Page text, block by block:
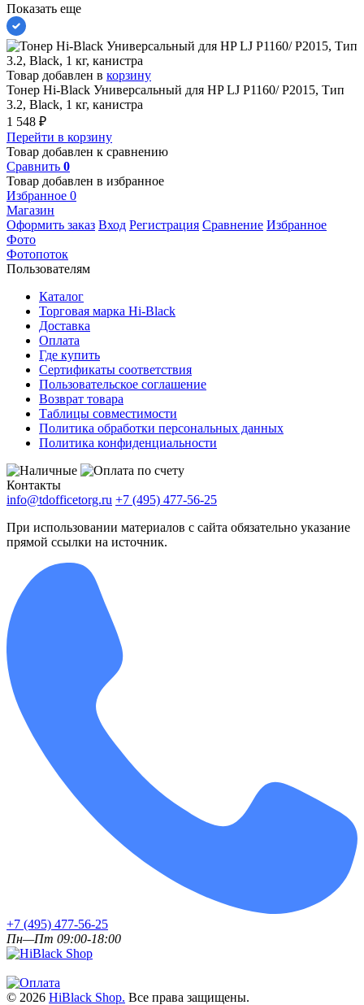
Показать еще
Товар добавлен в корзину
Тонер Hi-Black Универсальный для HP LJ P1160/ P2015, Тип
3.2, Black, 1 кг, канистра
1 548 ₽
Перейти в корзину
Товар добавлен к сравнению
Сравнить 0
Товар добавлен в избранное
Избранное 0
Магазин
Оформить заказ Вход Регистрация Сравнение Избранное
Фото
Фотопоток
Пользователям
Каталог
Торговая марка Hi-Black
Доставка
Оплата
Где купить
Сертификаты соответствия
Пользовательское соглашение
Возврат товара
Таблицы совместимости
Политика обработки персональных данных
Политика конфиденциальности
Контакты
info@tdofficetorg.ru +7 (495) 477-56-25
При использовании материалов с сайта обязательно указание
прямой ссылки на источник.
+7 (495) 477-56-25
Пн—Пт 09:00-18:00
© 2026 HiBlack Shop. Все права защищены.